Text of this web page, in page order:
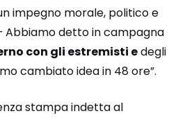
impegno morale, politico e
Abbiamo detto in campagna
con gli estremisti edegli
cambiato idea in 48 ore”.
stampa indetta al